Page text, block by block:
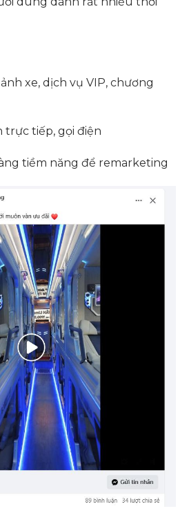
xe, dịch vụ VIP, chương
trực tiếp, gọi điện
tiềm năng để remarketing